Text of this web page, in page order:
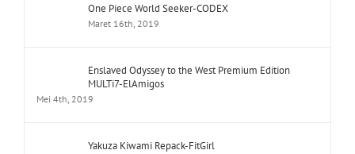
One Piece World Seeker-CODEX
Maret 16th, 2019
Enslaved Odyssey to the West Premium Edition
MULTi7-ElAmigos
Mei 4th, 2019
Yakuza Kiwami Repack-FitGirl